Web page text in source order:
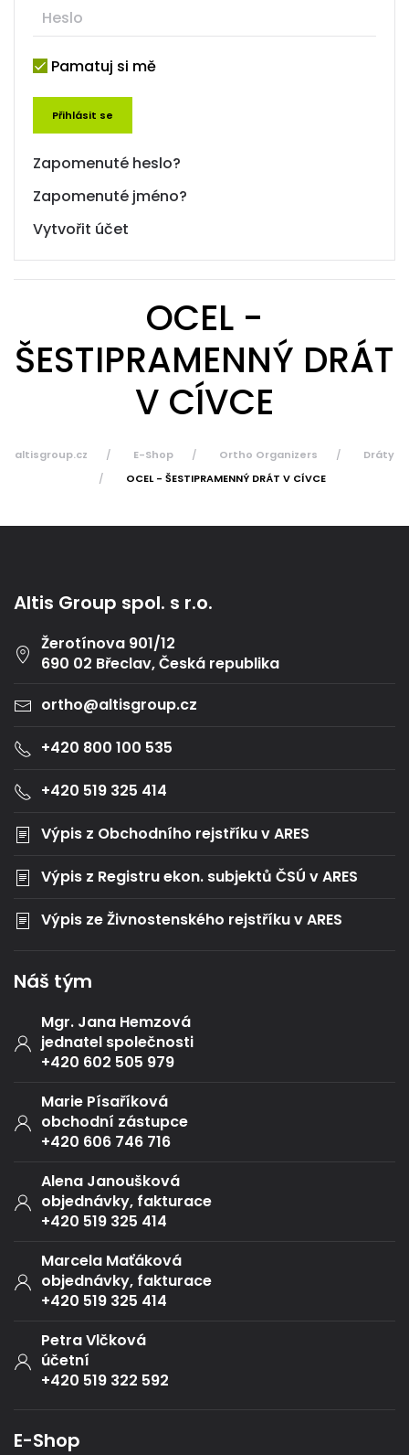
Pamatuj si mě
Přihlásit se
Zapomenuté heslo?
Zapomenuté jméno?
Vytvořit účet
OCEL -
ŠESTIPRAMENNÝ DRÁT
V CÍVCE
altisgroup.cz E-Shop Ortho Organizers
Dráty
OCEL - ŠESTIPRAMENNÝ DRÁT V CÍVCE
Altis Group spol. s r.o.
Žerotínova 901/12
690 02 Břeclav, Česká republika
ortho@altisgroup.cz
+420 800 100 535
+420 519 325 414
Výpis z Obchodního rejstříku v ARES
Výpis z Registru ekon. subjektů ČSÚ v ARES
Výpis ze Živnostenského rejstříku v ARES
Náš tým
Mgr. Jana Hemzová
jednatel společnosti
+420 602 505 979
Marie Písaříková
obchodní zástupce
+420 606 746 716
Alena Janoušková
objednávky, fakturace
+420 519 325 414
Marcela Maťáková
objednávky, fakturace
+420 519 325 414
Petra Vlčková
účetní
+420 519 322 592
E-Shop